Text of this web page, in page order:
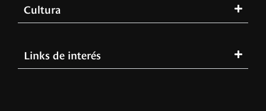
Cultura
Links de interés